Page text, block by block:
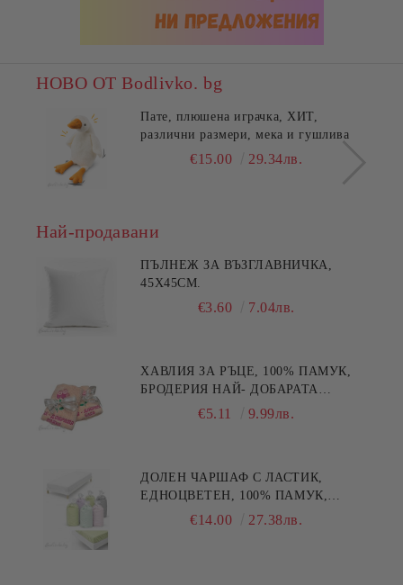
НОВО ОТ Bodlivko. bg
Пате, плюшена играчка, ХИТ,
различни размери, мека и гушлива
€15.00 29.34лв.
Най-продавани
ПЪЛНЕЖ ЗА ВЪЗГЛАВНИЧКА,
45X45СМ.
€3.60 7.04лв.
ХАВЛИЯ ЗА РЪЦЕ, 100% ПАМУК,
БРОДЕРИЯ НАЙ- ДОБАРАТА
МАЙКА/БАБА , РАЗМЕР:
€5.11 9.99лв.
ДОЛЕН ЧАРШАФ С ЛАСТИК,
ЕДНОЦВЕТЕН, 100% ПАМУК,
РАЗЛИЧНИ РАЗМЕРИ
€14.00 27.38лв.